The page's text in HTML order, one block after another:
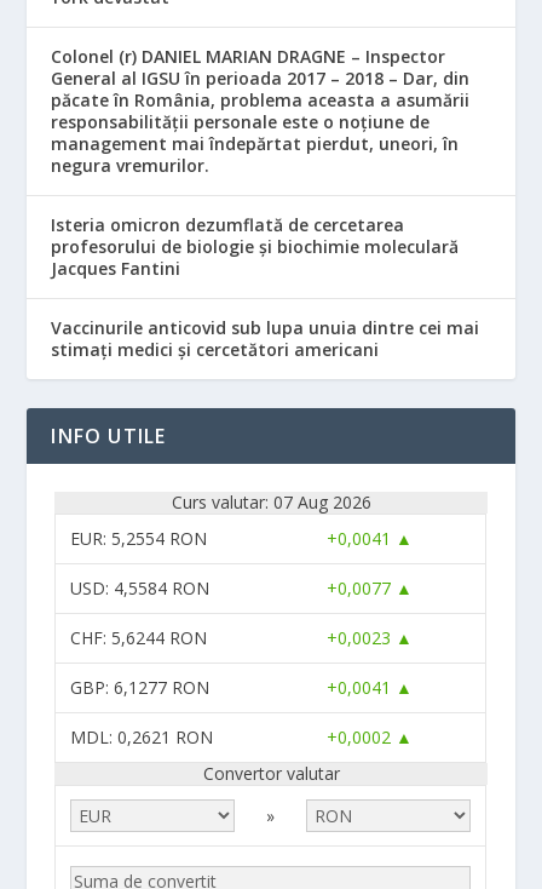
Colonel (r) DANIEL MARIAN DRAGNE – Inspector
General al IGSU în perioada 2017 – 2018 – Dar, din
păcate în România, problema aceasta a asumării
responsabilităţii personale este o noţiune de
management mai îndepărtat pierdut, uneori, în
negura vremurilor.
Isteria omicron dezumflată de cercetarea
profesorului de biologie și biochimie moleculară
Jacques Fantini
Vaccinurile anticovid sub lupa unuia dintre cei mai
stimați medici și cercetători americani
INFO UTILE
Curs valutar: 07 Aug 2026
EUR: 5,2554 RON +0,0041 ▲
USD: 4,5584 RON +0,0077 ▲
CHF: 5,6244 RON +0,0023 ▲
GBP: 6,1277 RON +0,0041 ▲
MDL : 0,2621 RON
+0,0002 ▲
Convertor valutar
»